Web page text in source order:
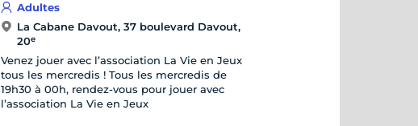
Adultes
La Cabane Davout, 37 boulevard Davout,
20e
Venez jouer avec l’association La Vie en Jeux
tous les mercredis ! Tous les mercredis de
19h30 à 00h, rendez-vous pour jouer avec
l’association La Vie en Jeux